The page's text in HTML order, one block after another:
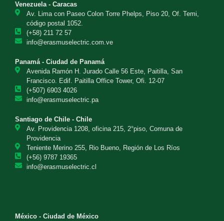
Venezuela - Caracas
Av. Lima con Paseo Colon Torre Phelps, Piso 20, Of. Temi,
código postal 1052.
(+58) 211 72 57
info@erasmuselectric.com.ve
Panamá - Ciudad de Panamá
Avenida Ramón H. Jurado Calle 56 Este, Paitilla, San
Francisco. Edif. Paitilla Office Tower, Ofi. 12-07
(+507) 6903 4026
info@erasmuselectric.pa
Santiago de Chile - Chile
Av. Providencia 1208, oficina 215, 2°piso, Comuna de
Providencia
Teniente Merino 255, Rio Bueno, Región de Los Ríos
(+56) 9787 19365
info@erasmuselectric.cl
México - Ciudad de México